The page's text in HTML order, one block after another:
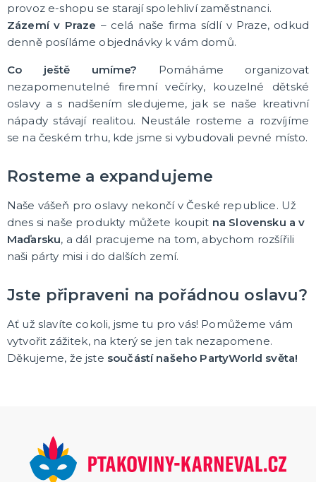
PARUKY, SPREJE NA VLASY, KNÍRKY, VOUSY A
PLNOVOUSY
Afro paruky
Pánské paruky
Knírky, bradky, vousy a plnovousy
Barevné spreje na vlasy a tělo
Příčesky do vlasů
Profesionální paruky
DALŠÍ KATEGORIE
KARNEVALOVÉ KONTAKTNÍ ČOČKY
Barevné kontaktní čočky
KARNEVALOVÉ MASKY
Dětské masky na obličej
Škrabošky a masky na obličej
Gumové masky
Papírové masky na obličej
DALŠÍ KATEGORIE
Havajské kostýmy
Havajské doplňky
KARNEVALOVÉ A PÁRTY KLOBOUKY
ORIGINÁLNÍ DÁRKY
Vtipné zástěry
Polštáře
provoz e-shopu se starají spolehliví zaměstnanci.
Zázemí v Praze – celá naše firma sídlí v Praze, odkud
denně posíláme objednávky k vám domů.
Co ještě umíme? Pomáháme organizovat
nezapomenutelné firemní večírky, kouzelné dětské
oslavy a s nadšením sledujeme, jak se naše kreativní
nápady stávají realitou. Neustále rosteme a rozvíjíme
se na českém trhu, kde jsme si vybudovali pevné místo.
Rosteme a expandujeme
Naše vášeň pro oslavy nekončí v České republice. Už
dnes si naše produkty můžete koupit na Slovensku a v
Maďarsku, a dál pracujeme na tom, abychom rozšířili
naši párty misi i do dalších zemí.
Jste připraveni na pořádnou oslavu?
Ať už slavíte cokoli, jsme tu pro vás! Pomůžeme vám
vytvořit zážitek, na který se jen tak nezapomene.
Děkujeme, že jste součástí našeho PartyWorld světa!